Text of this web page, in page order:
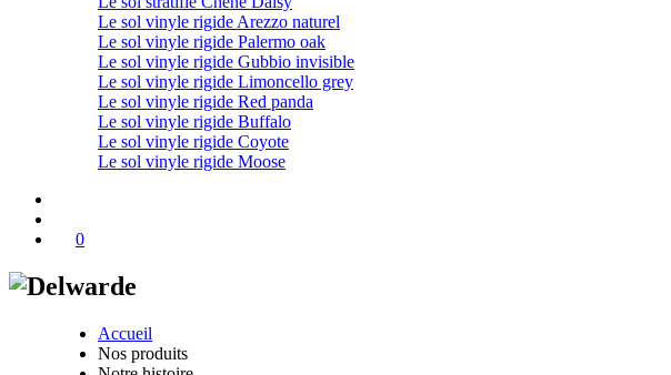
Le sol vinyle rigide Arezzo naturel
Le sol vinyle rigide Palermo oak
Le sol vinyle rigide Gubbio invisible
Le sol vinyle rigide Limoncello grey
Le sol vinyle rigide Red panda
Le sol vinyle rigide Buffalo
Le sol vinyle rigide Coyote
Le sol vinyle rigide Moose
0
Accueil
Nos produits